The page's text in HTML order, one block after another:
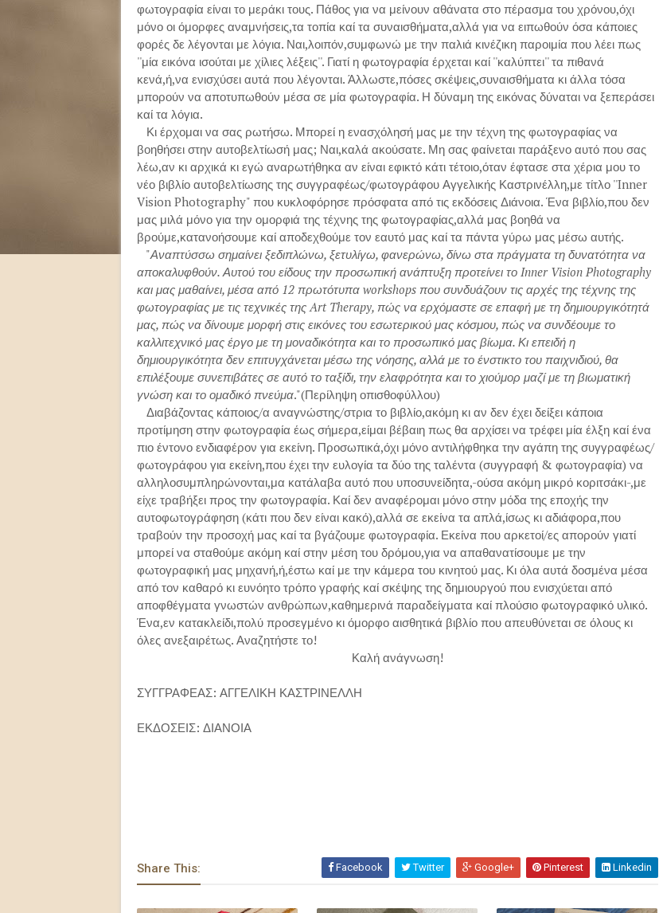
φωτογραφία είναι το μεράκι τους. Πάθος για να μείνουν αθάνατα στο πέρασμα του χρόνου,όχι
μόνο οι όμορφες αναμνήσεις,τα τοπία καί τα συναισθήματα,αλλά για να ειπωθούν όσα κάποιες
φορές δε λέγονται με λόγια. Ναι,λοιπόν,συμφωνώ με την παλιά κινέζικη παροιμία που λέει πως
''μία εικόνα ισούται με χίλιες λέξεις''. Γιατί η φωτογραφία έρχεται καί ''καλύπτει'' τα πιθανά
κενά,ή,να ενισχύσει αυτά που λέγονται. Άλλωστε,πόσες σκέψεις,συναισθήματα κι άλλα τόσα
μπορούν να αποτυπωθούν μέσα σε μία φωτογραφία. Η δύναμη της εικόνας δύναται να ξεπεράσει
καί τα λόγια.
Κι έρχομαι να σας ρωτήσω. Μπορεί η ενασχόλησή μας με την τέχνη της φωτογραφίας να
βοηθήσει στην αυτοβελτίωσή μας; Ναι,καλά ακούσατε. Μη σας φαίνεται παράξενο αυτό που σας
λέω,αν κι αρχικά κι εγώ αναρωτήθηκα αν είναι εφικτό κάτι τέτοιο,όταν έφτασε στα χέρια μου το
νέο βιβλίο αυτοβελτίωσης της συγγραφέως/φωτογράφου Αγγελικής Καστρινέλλη,με τίτλο ''Inner
Vision Photography" που κυκλοφόρησε πρόσφατα από τις εκδόσεις Διάνοια. Ένα βιβλίο,που δεν
μας μιλά μόνο για την ομορφιά της τέχνης της φωτογραφίας,αλλά μας βοηθά να
βρούμε,κατανοήσουμε καί αποδεχθούμε τον εαυτό μας καί τα πάντα γύρω μας μέσω αυτής.
"Αναπτύσσω σημαίνει ξεδιπλώνω, ξετυλίγω, φανερώνω, δίνω στα πράγματα τη δυνατότητα να
αποκαλυφθούν. Αυτού του είδους την προσωπική ανάπτυξη προτείνει το Inner Vision Photography
και μας μαθαίνει, μέσα από 12 πρωτότυπα workshops που συνδυάζουν τις αρχές της τέχνης της
φωτογραφίας με τις τεχνικές της Art Therapy, πώς να ερχόμαστε σε επαφή με τη δημιουργικότητά
μας, πώς να δίνουμε μορφή στις εικόνες του εσωτερικού μας κόσμου, πώς να συνδέουμε το
καλλιτεχνικό μας έργο με τη μοναδικότητα και το προσωπικό μας βίωμα. Κι επειδή η
δημιουργικότητα δεν επιτυγχάνεται μέσω της νόησης, αλλά με το ένστικτο του παιχνιδιού, θα
επιλέξουμε συνεπιβάτες σε αυτό το ταξίδι, την ελαφρότητα και το χιούμορ μαζί με τη βιωματική
γνώση και το ομαδικό πνεύμα."(Περίληψη οπισθοφύλλου)
Διαβάζοντας κάποιος/α αναγνώστης/στρια το βιβλίο,ακόμη κι αν δεν έχει δείξει κάποια
προτίμηση στην φωτογραφία έως σήμερα,είμαι βέβαιη πως θα αρχίσει να τρέφει μία έλξη καί ένα
πιο έντονο ενδιαφέρον για εκείνη. Προσωπικά,όχι μόνο αντιλήφθηκα την αγάπη της συγγραφέως/
φωτογράφου για εκείνη,που έχει την ευλογία τα δύο της ταλέντα (συγγραφή & φωτογραφία) να
αλληλοσυμπληρώνονται,μα κατάλαβα αυτό που υποσυνείδητα,-ούσα ακόμη μικρό κοριτσάκι-,με
είχε τραβήξει προς την φωτογραφία. Καί δεν αναφέρομαι μόνο στην μόδα της εποχής την
αυτοφωτογράφηση (κάτι που δεν είναι κακό),αλλά σε εκείνα τα απλά,ίσως κι αδιάφορα,που
τραβούν την προσοχή μας καί τα βγάζουμε φωτογραφία. Εκείνα που αρκετοί/ες απορούν γιατί
μπορεί να σταθούμε ακόμη καί στην μέση του δρόμου,για να απαθανατίσουμε με την
φωτογραφική μας μηχανή,ή,έστω καί με την κάμερα του κινητού μας. Κι όλα αυτά δοσμένα μέσα
από τον καθαρό κι ευνόητο τρόπο γραφής καί σκέψης της δημιουργού που ενισχύεται από
αποφθέγματα γνωστών ανθρώπων,καθημερινά παραδείγματα καί πλούσιο φωτογραφικό υλικό.
Ένα,εν κατακλείδι,πολύ προσεγμένο κι όμορφο αισθητικά βιβλίο που απευθύνεται σε όλους κι
όλες ανεξαιρέτως. Αναζητήστε το!
Καλή ανάγνωση!
ΣΥΓΓΡΑΦΕΑΣ: ΑΓΓΕΛΙΚΗ ΚΑΣΤΡΙΝΕΛΛΗ
ΕΚΔΟΣΕΙΣ: ΔΙΑΝΟΙΑ
Share This: Facebook Twitter Google+ Pinterest Linkedin